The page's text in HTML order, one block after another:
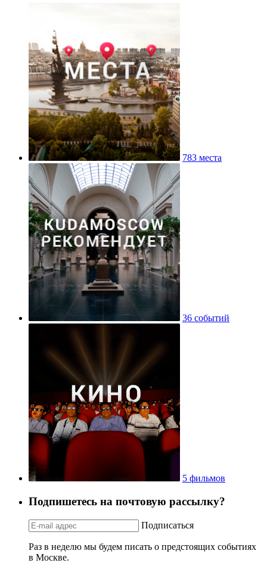
783 места
36 событий
5 фильмов
Подпишетесь на почтовую рассылку?
Подписаться
Раз в неделю мы будем писать о предстоящих событиях
в Москве.